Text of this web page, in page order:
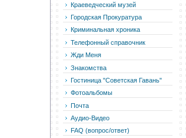
Краеведческий музей
Городская Прокуратура
Криминальная хроника
Телефонный справочник
Жди Меня
Знакомства
Гостиница "Советская Гавань"
Фотоальбомы
Почта
Аудио-Видео
FAQ (вопрос/ответ)